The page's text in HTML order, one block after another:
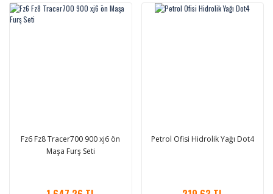
Fz6 Fz8 Tracer700 900 xj6 ön
Maşa Furş Seti
Petrol Ofisi Hidrolik Yağı Dot4